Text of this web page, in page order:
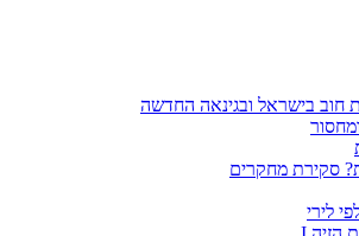
חוב בישראל ובגינאה החדשה
סקירת מחקרים
לירי